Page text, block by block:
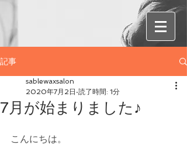
記事
7月が始まりました♪
sablewaxsalon
2020年7月2日 読了時間: 1分
こんにちは。